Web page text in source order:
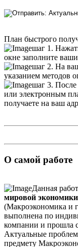
План быстрого
шаг 1.
окне заполните
шаг 2. На
указанием методов
шаг 3. После
или электронным
получаете на ваш
О самой работе
Данная
мировой
(Макроэкономика и
выполнена по
компании и прошла
Актуальные
предмету